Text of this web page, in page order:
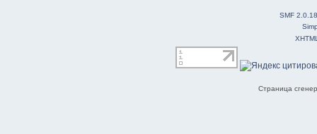
SMF 2.0.18
Страница